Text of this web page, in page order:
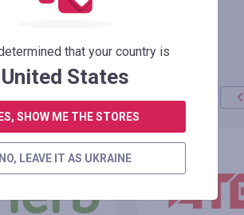
ОТЗЫВ
that your country is
United States
SHOW ME THE STORES
NO, LEAVE IT AS UKRAINE